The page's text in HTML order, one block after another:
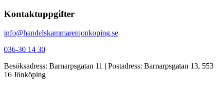
Kontaktuppgifter
info@handelskammarenjonkoping.se
036-30 14 30
Besöksadress: Barnarpsgatan 11 | Postadress: Barnarpsgatan 13, 553
16 Jönköping